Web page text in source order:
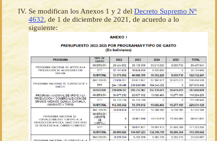
Se modifican los Anexos 1 y 2 del Decreto Supremo Nº
4632, de 1 de diciembre de 2021, de acuerdo a lo
siguiente: